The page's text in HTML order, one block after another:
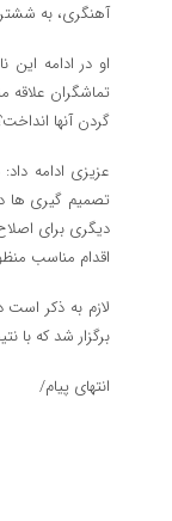
آهنگری، به
او در ادامه
تماشگران علاقه
گردن آنها
عزیزی ادامه
تصمیم گیری ها
دیگری برای
اقدام مناسب
لازم به ذکر
برگزار شد که با
انتهای پیام/